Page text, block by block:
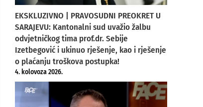
EKSKLUZIVNO | PRAVOSUDNI PREOKRET U
SARAJEVU: Kantonalni sud uvažio žalbu
odvjetničkog tima prof.dr. Sebije
Izetbegović i ukinuo rješenje, kao i rješenje
o plaćanju troškova postupka!
4. kolovoza 2026.